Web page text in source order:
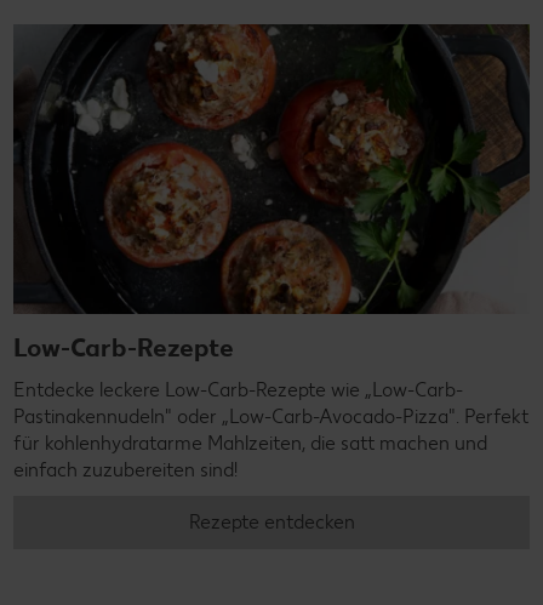
Low-Carb-Rezepte
Entdecke leckere Low-Carb-Rezepte wie „Low-Carb-
Pastinakennudeln" oder „Low-Carb-Avocado-Pizza". Perfekt
für kohlenhydratarme Mahlzeiten, die satt machen und
einfach zuzubereiten sind!
Rezepte entdecken